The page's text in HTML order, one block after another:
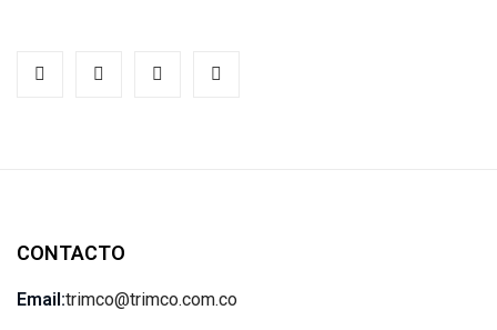
CONTACTO
Email:trimco@trimco.com.co